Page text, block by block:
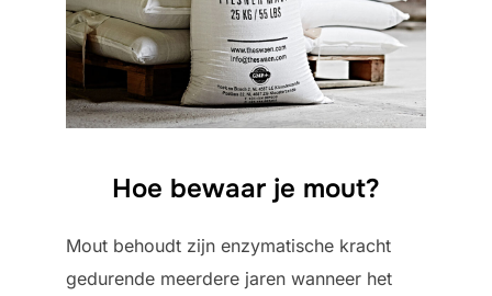
Hoe bewaar je mout?
Mout behoudt zijn enzymatische kracht
gedurende meerdere jaren wanneer het